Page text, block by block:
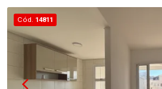
permuta com casa até
Cód. 14811